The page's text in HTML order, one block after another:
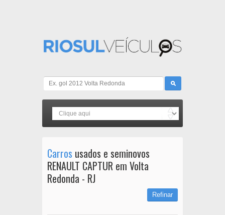
Carros usados e seminovos
RENAULT CAPTUR em Volta
Redonda - RJ
Refinar